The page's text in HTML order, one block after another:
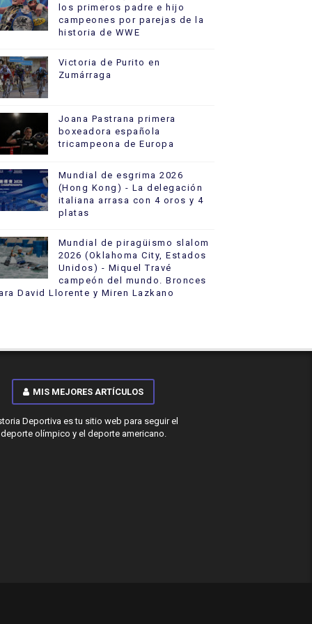
los primeros padre e hijo
campeones por parejas de la
historia de WWE
Victoria de Purito en
Zumárraga
Joana Pastrana primera
boxeadora española
tricampeona de Europa
Mundial de esgrima 2026
(Hong Kong) - La delegación
italiana arrasa con 4 oros y 4
platas
Mundial de piragüismo slalom
2026 (Oklahoma City, Estados
Unidos) - Miquel Travé
campeón del mundo. Bronces
David Llorente y Miren Lazkano
MIS MEJORES ARTÍCULOS
Deportiva es tu sitio web para seguir el
deporte olímpico y el deporte americano.